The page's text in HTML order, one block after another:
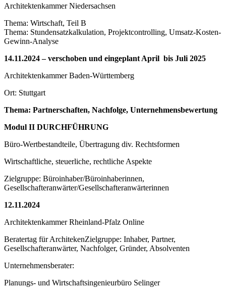
Architektenkammer Niedersachsen
Thema: Wirtschaft, Teil B
Thema: Stundensatzkalkulation, Projektcontrolling, Umsatz-Kosten-
Gewinn-Analyse
14.11.2024 – verschoben und eingeplant April bis Juli 2025
Architektenkammer Baden-Württemberg
Ort: Stuttgart
Thema: Partnerschaften, Nachfolge, Unternehmensbewertung
Modul II DURCHFÜHRUNG
Büro-Wertbestandteile, Übertragung div. Rechtsformen
Wirtschaftliche, steuerliche, rechtliche Aspekte
Zielgruppe: Büroinhaber/Büroinhaberinnen,
Gesellschafteranwärter/Gesellschafteranwärterinnen
12.11.2024
Architektenkammer Rheinland-Pfalz Online
Beratertag für ArchitekenZielgruppe: Inhaber, Partner,
Gesellschafteranwärter, Nachfolger, Gründer, Absolventen
Unternehmensberater:
Planungs- und Wirtschaftsingenieurbüro Selinger